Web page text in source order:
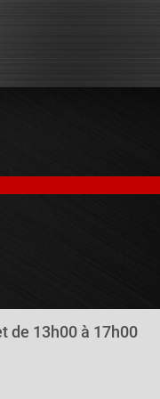
de 13h00 à 17h00